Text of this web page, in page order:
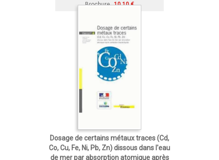
Brochure 10,10 €
Dosage de certains métaux traces (Cd,
Co, Cu, Fe, Ni, Pb, Zn) dissous dans l'eau
de mer par absorption atomique après